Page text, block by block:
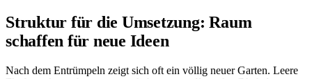
Struktur für die Umsetzung: Raum
schaffen für neue Ideen
Nach dem Entrümpeln zeigt sich oft ein völlig neuer Garten. Leere